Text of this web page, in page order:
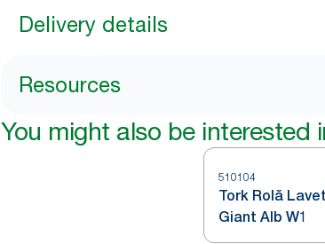
Delivery details
Resources
You might also be interested
510104
Tork Rolă
Giant Alb W1